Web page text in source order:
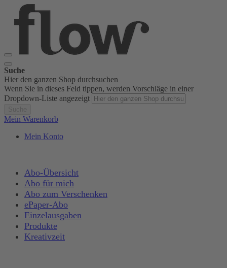
Suche
Hier den ganzen Shop durchsuchen
Wenn Sie in dieses Feld tippen, werden Vorschläge in einer
Dropdown-Liste angezeigt
Mein Warenkorb
Mein Konto
Abo-Übersicht
Abo für mich
Abo zum Verschenken
ePaper-Abo
Einzelausgaben
Produkte
Kreativzeit